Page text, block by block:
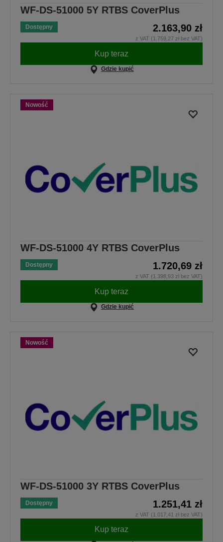
WF-DS-51000 5Y RTBS CoverPlus
Dostępny 2.163,90 zł
z VAT (1.759,27 zł bez VAT)
Kup teraz
Gdzie kupić
Nowość
WF-DS-51000 4Y RTBS CoverPlus
Dostępny 1.720,69 zł
z VAT (1.398,93 zł bez VAT)
Kup teraz
Gdzie kupić
Nowość
WF-DS-51000 3Y RTBS CoverPlus
Dostępny 1.251,41 zł
z VAT (1.017,41 zł bez VAT)
Kup teraz